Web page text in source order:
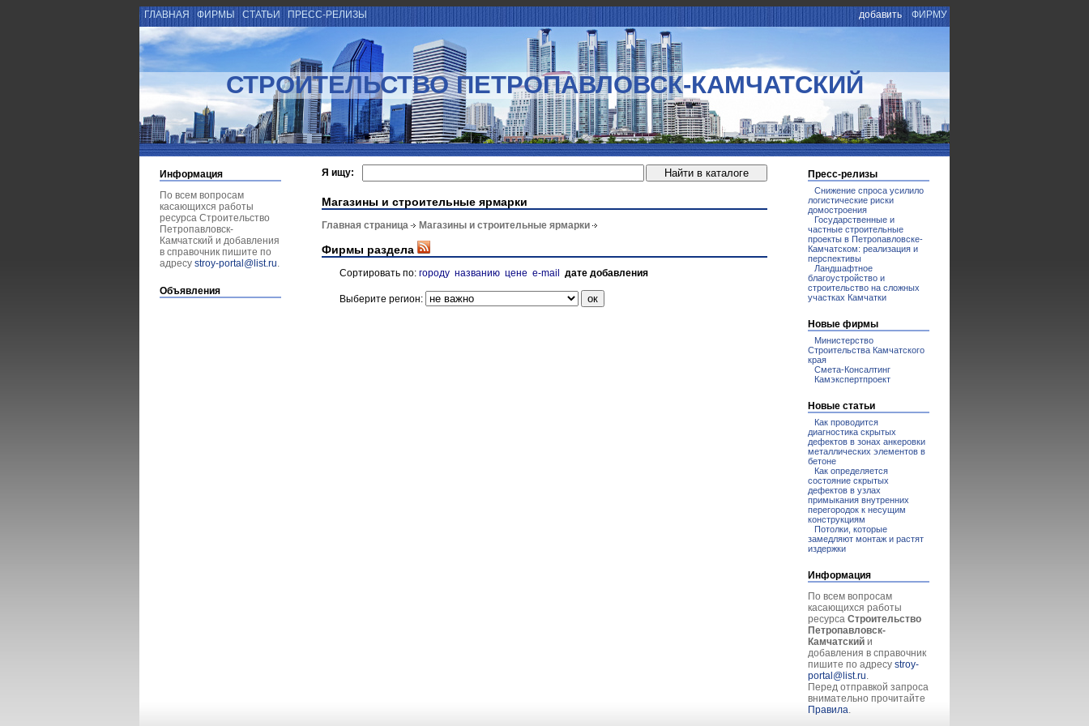
ГЛАВНАЯ ФИРМЫ СТАТЬИ ПРЕСС-РЕЛИЗЫ добавить ФИРМУ
СТРОИТЕЛЬСТВО ПЕТРОПАВЛОВСК-КАМЧАТСКИЙ
Информация
По всем вопросам
касающихся работы
ресурса Строительство
Петропавловск-
Камчатский и добавления
в справочник пишите по
адресу stroy-portal@list.ru.
Объявления
Я ищу:
Магазины и строительные ярмарки
Главная страница Магазины и строительные ярмарки
Фирмы раздела
Сортировать по: городу названию цене e-mail дате добавления
Выберите регион:
Пресс-релизы
Снижение спроса усилило
логистические риски
домостроения
Государственные и
частные строительные
проекты в Петропавловске-
Камчатском: реализация и
перспективы
Ландшафтное
благоустройство и
строительство на сложных
участках Камчатки
Новые фирмы
Министерство
Строительства Камчатского
края
Смета-Консалтинг
Камэкспертпроект
Новые статьи
Как проводится
диагностика скрытых
дефектов в зонах анкеровки
металлических элементов в
бетоне
Как определяется
состояние скрытых
дефектов в узлах
примыкания внутренних
перегородок к несущим
конструкциям
Потолки, которые
замедляют монтаж и растят
издержки
Информация
По всем вопросам
касающихся работы
ресурса Строительство
Петропавловск-
Камчатский и
добавления в справочник
пишите по адресу stroy-
portal@list.ru.
Перед отправкой запроса
внимательно прочитайте
Правила.